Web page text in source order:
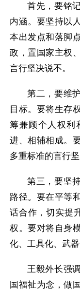
首先，要铭
内涵。要坚持以
本出发点和落脚
政，置国家主权
言行坚决说不。
第二，要维
目标。要将生存
筹兼顾个人权利
进、相辅相成。
多重标准的言行坚
第三，要坚
路径。要在平等
话合作，切实提
权。要对将自身
化、工具化、武
王毅外长强
国福祉为念，做